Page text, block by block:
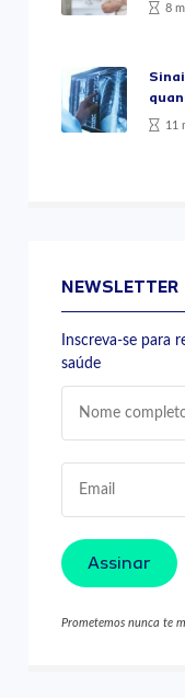
8
11
NEWSLETTER
Inscreva-se para
saúde
Assinar
Prometemos nunca te